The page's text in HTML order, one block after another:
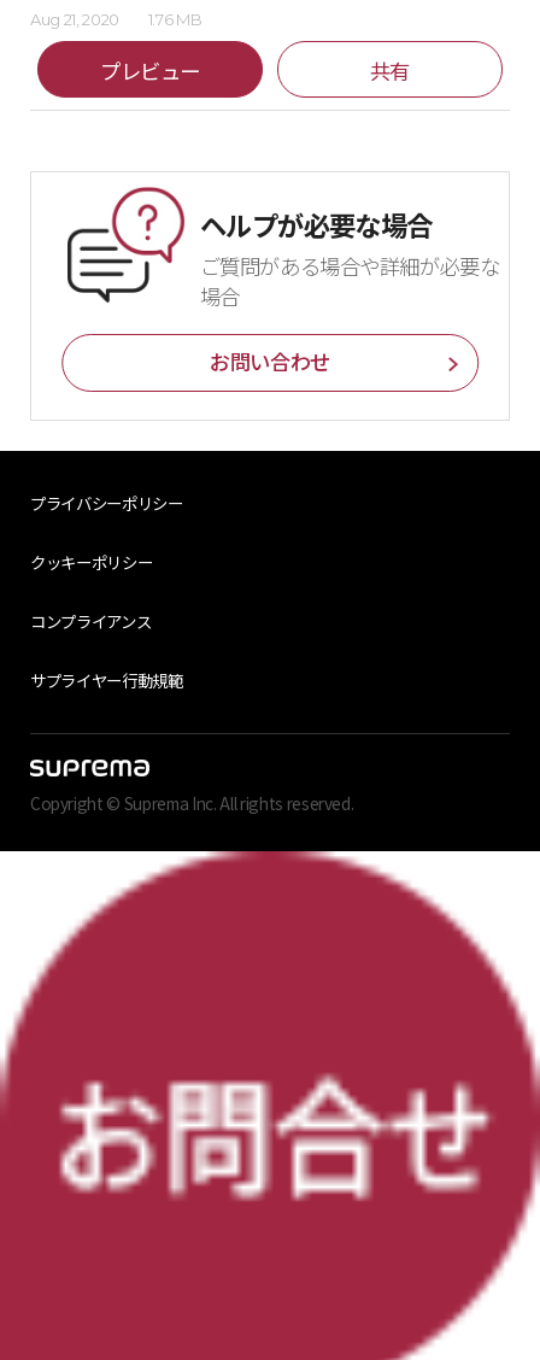
Aug 21, 2020 1.76 MB
プレビュー 共有
ヘルプが必要な場合
ご質問がある場合や詳細が必要な
場合
お問い合わせ
プライバシーポリシー
クッキーポリシー
コンプライアンス
サプライヤー行動規範
Copyright © Suprema Inc. All rights reserved.